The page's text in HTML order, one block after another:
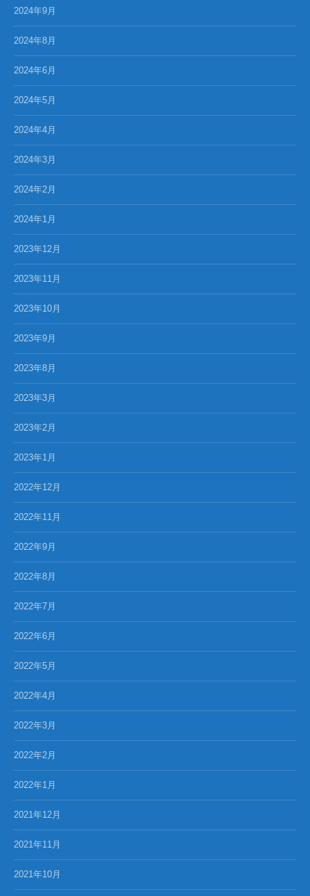
2024年9月
2024年8月
2024年6月
2024年5月
2024年4月
2024年3月
2024年2月
2024年1月
2023年12月
2023年11月
2023年10月
2023年9月
2023年8月
2023年3月
2023年2月
2023年1月
2022年12月
2022年11月
2022年9月
2022年8月
2022年7月
2022年6月
2022年5月
2022年4月
2022年3月
2022年2月
2022年1月
2021年12月
2021年11月
2021年10月